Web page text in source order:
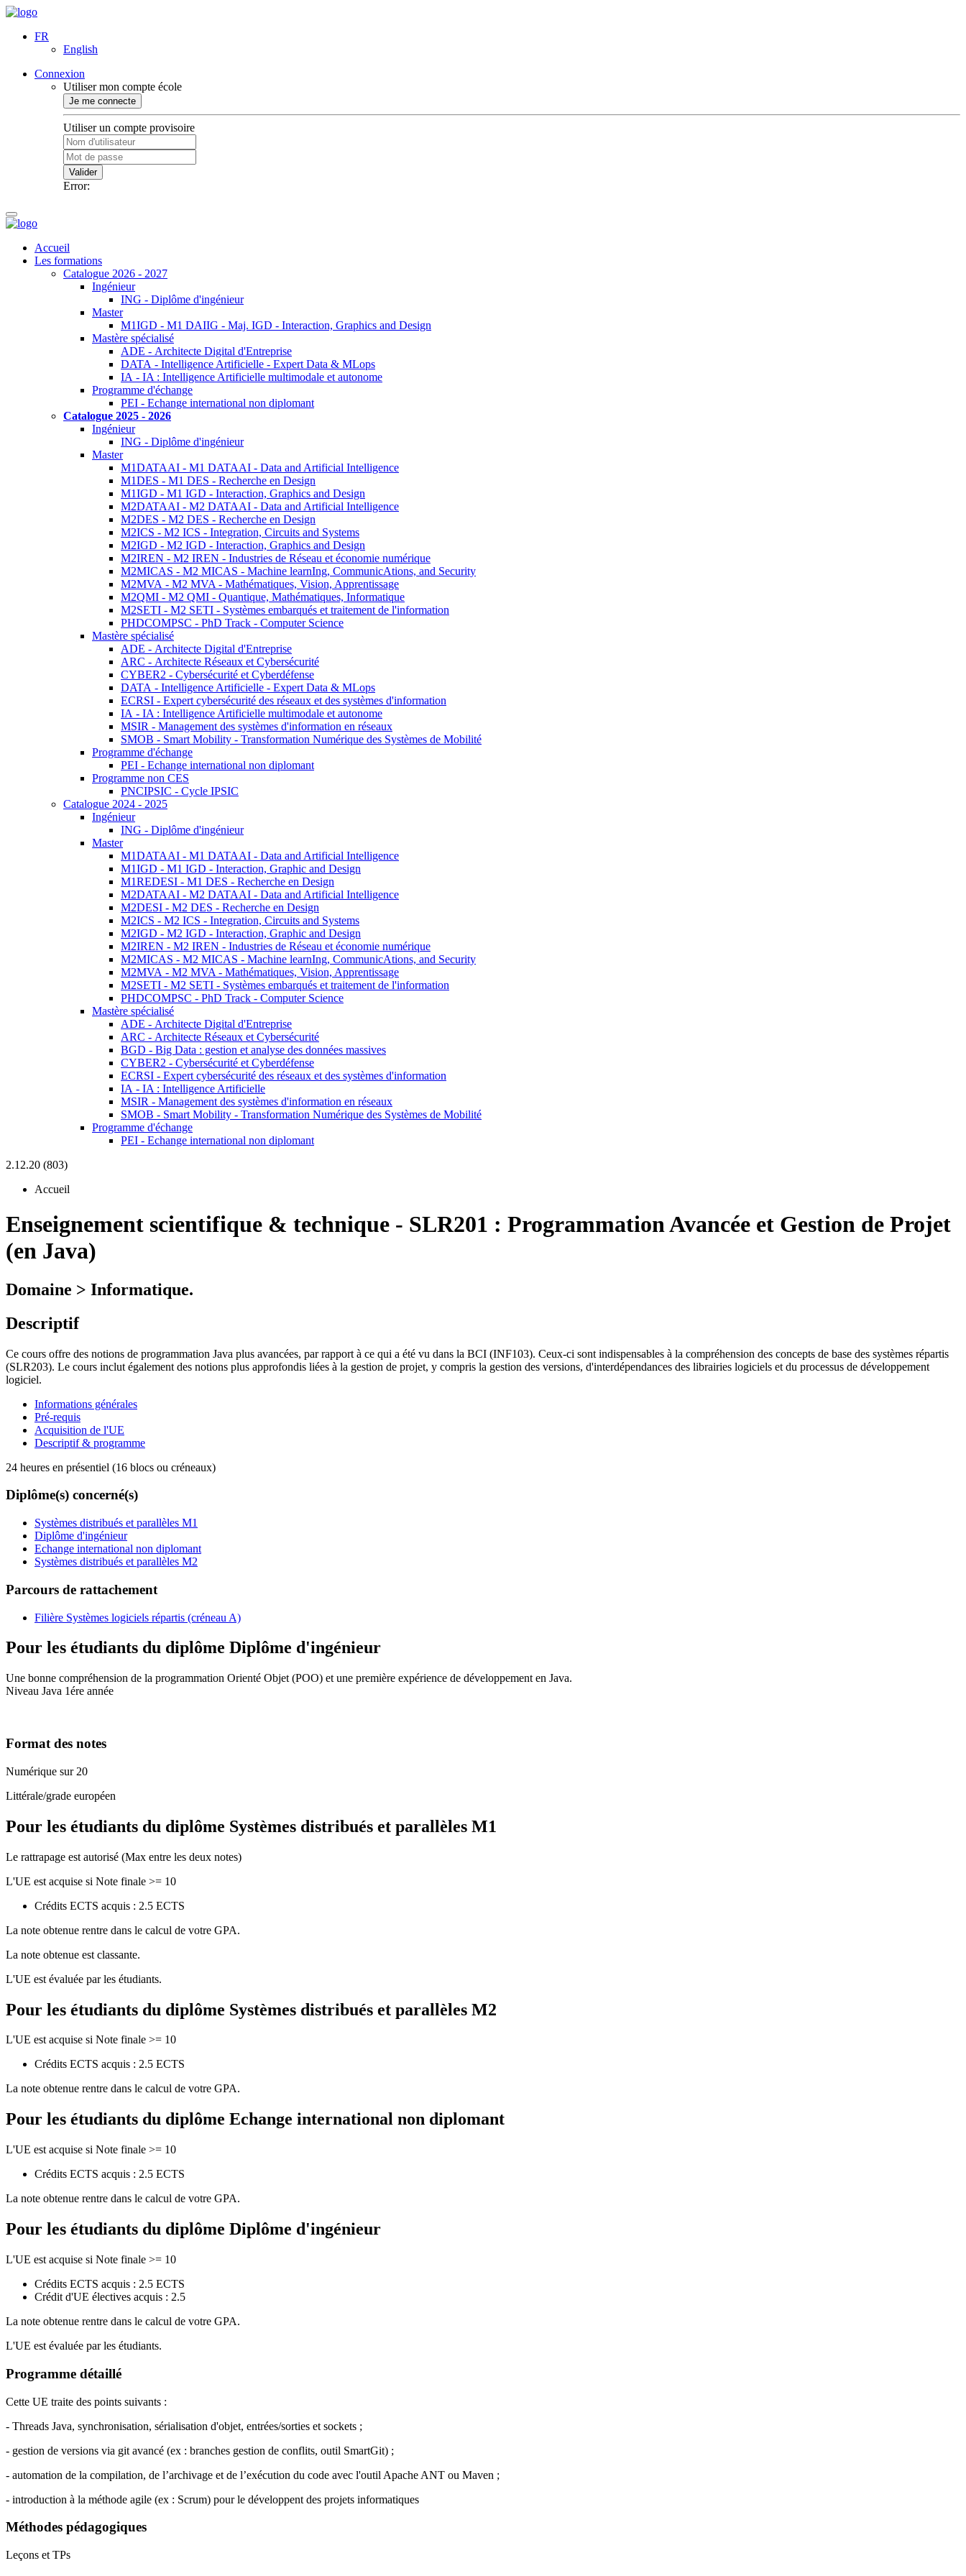
FR
English
Connexion
Utiliser mon compte école
Je me connecte
Utiliser un compte provisoire
Valider
Error:
Accueil
Les formations
Catalogue 2026 - 2027
Ingénieur
ING - Diplôme d'ingénieur
Master
M1IGD - M1 DAIIG - Maj. IGD - Interaction, Graphics and Design
Mastère spécialisé
ADE - Architecte Digital d'Entreprise
DATA - Intelligence Artificielle - Expert Data & MLops
IA - IA : Intelligence Artificielle multimodale et autonome
Programme d'échange
PEI - Echange international non diplomant
Catalogue 2025 - 2026
Ingénieur
ING - Diplôme d'ingénieur
Master
M1DATAAI - M1 DATAAI - Data and Artificial Intelligence
M1DES - M1 DES - Recherche en Design
M1IGD - M1 IGD - Interaction, Graphics and Design
M2DATAAI - M2 DATAAI - Data and Artificial Intelligence
M2DES - M2 DES - Recherche en Design
M2ICS - M2 ICS - Integration, Circuits and Systems
M2IGD - M2 IGD - Interaction, Graphics and Design
M2IREN - M2 IREN - Industries de Réseau et économie numérique
M2MICAS - M2 MICAS - Machine learnIng, CommunicAtions, and Security
M2MVA - M2 MVA - Mathématiques, Vision, Apprentissage
M2QMI - M2 QMI - Quantique, Mathématiques, Informatique
M2SETI - M2 SETI - Systèmes embarqués et traitement de l'information
PHDCOMPSC - PhD Track - Computer Science
Mastère spécialisé
ADE - Architecte Digital d'Entreprise
ARC - Architecte Réseaux et Cybersécurité
CYBER2 - Cybersécurité et Cyberdéfense
DATA - Intelligence Artificielle - Expert Data & MLops
ECRSI - Expert cybersécurité des réseaux et des systèmes d'information
IA - IA : Intelligence Artificielle multimodale et autonome
MSIR - Management des systèmes d'information en réseaux
SMOB - Smart Mobility - Transformation Numérique des Systèmes de Mobilité
Programme d'échange
PEI - Echange international non diplomant
Programme non CES
PNCIPSIC - Cycle IPSIC
Catalogue 2024 - 2025
Ingénieur
ING - Diplôme d'ingénieur
Master
M1DATAAI - M1 DATAAI - Data and Artificial Intelligence
M1IGD - M1 IGD - Interaction, Graphic and Design
M1REDESI - M1 DES - Recherche en Design
M2DATAAI - M2 DATAAI - Data and Artificial Intelligence
M2DESI - M2 DES - Recherche en Design
M2ICS - M2 ICS - Integration, Circuits and Systems
M2IGD - M2 IGD - Interaction, Graphic and Design
M2IREN - M2 IREN - Industries de Réseau et économie numérique
M2MICAS - M2 MICAS - Machine learnIng, CommunicAtions, and Security
M2MVA - M2 MVA - Mathématiques, Vision, Apprentissage
M2SETI - M2 SETI - Systèmes embarqués et traitement de l'information
PHDCOMPSC - PhD Track - Computer Science
Mastère spécialisé
ADE - Architecte Digital d'Entreprise
ARC - Architecte Réseaux et Cybersécurité
BGD - Big Data : gestion et analyse des données massives
CYBER2 - Cybersécurité et Cyberdéfense
ECRSI - Expert cybersécurité des réseaux et des systèmes d'information
IA - IA : Intelligence Artificielle
MSIR - Management des systèmes d'information en réseaux
SMOB - Smart Mobility - Transformation Numérique des Systèmes de Mobilité
Programme d'échange
PEI - Echange international non diplomant
2.12.20 (803)
Accueil
Enseignement scientifique & technique - SLR201 : Programmation Avancée et Gestion de Projet
(en Java)
Domaine > Informatique.
Descriptif
Ce cours offre des notions de programmation Java plus avancées, par rapport à ce qui a été vu dans la BCI (INF103). Ceux-ci sont indispensables à la compréhension des concepts de base des systèmes répartis
(SLR203). Le cours inclut également des notions plus approfondis liées à la gestion de projet, y compris la gestion des versions, d'interdépendances des librairies logiciels et du processus de développement
logiciel.
Informations générales
Pré-requis
Acquisition de l'UE
Descriptif & programme
24 heures en présentiel (16 blocs ou créneaux)
Diplôme(s) concerné(s)
Systèmes distribués et parallèles M1
Diplôme d'ingénieur
Echange international non diplomant
Systèmes distribués et parallèles M2
Parcours de rattachement
Filière Systèmes logiciels répartis (créneau A)
Pour les étudiants du diplôme Diplôme d'ingénieur
Une bonne compréhension de la programmation Orienté Objet (POO) et une première expérience de développement en Java.
Niveau Java 1ére année
Format des notes
Numérique sur 20
Littérale/grade européen
Pour les étudiants du diplôme Systèmes distribués et parallèles M1
Le rattrapage est autorisé (Max entre les deux notes)
L'UE est acquise si Note finale >= 10
Crédits ECTS acquis : 2.5 ECTS
La note obtenue rentre dans le calcul de votre GPA.
La note obtenue est classante.
L'UE est évaluée par les étudiants.
Pour les étudiants du diplôme Systèmes distribués et parallèles M2
L'UE est acquise si Note finale >= 10
Crédits ECTS acquis : 2.5 ECTS
La note obtenue rentre dans le calcul de votre GPA.
Pour les étudiants du diplôme Echange international non diplomant
L'UE est acquise si Note finale >= 10
Crédits ECTS acquis : 2.5 ECTS
La note obtenue rentre dans le calcul de votre GPA.
Pour les étudiants du diplôme Diplôme d'ingénieur
L'UE est acquise si Note finale >= 10
Crédits ECTS acquis : 2.5 ECTS
Crédit d'UE électives acquis : 2.5
La note obtenue rentre dans le calcul de votre GPA.
L'UE est évaluée par les étudiants.
Programme détaillé
Cette UE traite des points suivants :
- Threads Java, synchronisation, sérialisation d'objet, entrées/sorties et sockets ;
- gestion de versions via git avancé (ex : branches gestion de conflits, outil SmartGit) ;
- automation de la compilation, de l’archivage et de l’exécution du code avec l'outil Apache ANT ou Maven ;
- introduction à la méthode agile (ex : Scrum) pour le développent des projets informatiques
Méthodes pédagogiques
Leçons et TPs